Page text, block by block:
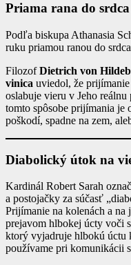
Priama rana do
Podľa biskupa Athanasia
ruku priamou ranou do
FilozofDietrich von
vinica uviedol, že
oslabuje vieru v Jeho
tomto spôsobe prijímania je
poškodí, spadne na zem,
Diabolický útok na
Kardinál Robert Sarah
a postojačky za súčasť
Prijímanie na kolenách a na
prejavom hlbokej úcty voči
ktorý vyjadruje hlbokú úctu
používame pri komunikácii